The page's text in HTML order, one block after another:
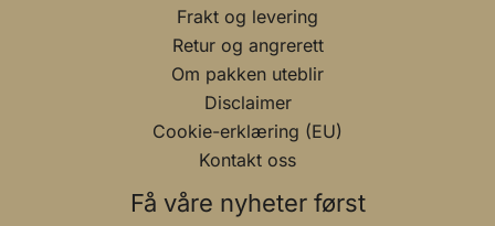
Frakt og levering
Retur og angrerett
Om pakken uteblir
Disclaimer
Cookie-erklæring (EU)
Kontakt oss
Få våre nyheter først